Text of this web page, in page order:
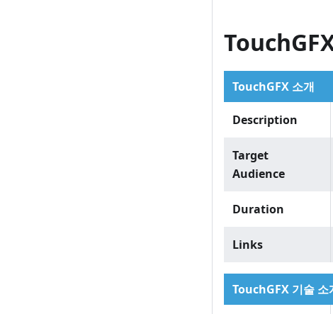
TouchGFX 소개
Description
Target
Audience
Duration
Links
TouchGFX 기술 소